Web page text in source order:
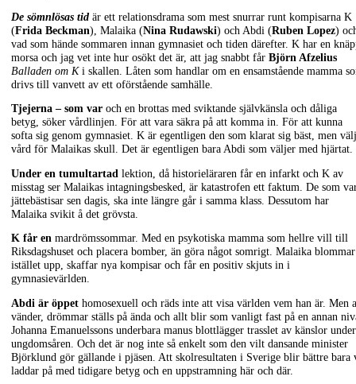
De sömnlösas tid är ett relationsdrama som mest snurrar runt kompisarna K
(Frida Beckman), Malaika (Nina Rudawski) och Abdi (Ruben Lopez)
vad som hände sommaren innan gymnasiet och tiden därefter. K har en
morsa och jag vet inte hur osökt det är, att jag snabbt får Björn Afzelius
Balladen om Ki skallen. Låten som handlar om en ensamstående mamma
drivs till vanvett av ett oförstående samhälle.
Tjejerna – som var och en brottas med sviktande självkänsla och dåliga
betyg, söker vårdlinjen. För att vara säkra på att komma in. För att kunna
softa sig genom gymnasiet. K är egentligen den som klarat sig bäst, men
vård för Malaikas skull. Det är egentligen bara Abdi som väljer med hjärtat.
Under en tumultartad lektion, då historieläraren får en infarkt och K av
misstag ser Malaikas intagningsbesked, är katastrofen ett faktum. De som
jättebästisar sen dagis, ska inte längre går i samma klass. Dessutom har
Malaika svikit å det grövsta.
K får en mardrömssommar. Med en psykotiska mamma som hellre vill till
Riksdagshuset och placera bomber, än göra något somrigt. Malaika blommar
istället upp, skaffar nya kompisar och får en positiv skjuts in i
gymnasievärlden.
Abdi är öppet homosexuell och räds inte att visa världen vem han är. Men
vänder, drömmar ställs på ända och allt blir som vanligt fast på en annan
Johanna Emanuelssons underbara manus blottlägger trasslet av känslor under
ungdomsåren. Och det är nog inte så enkelt som den vilt dansande minister
Björklund gör gällande i pjäsen. Att skolresultaten i Sverige blir bättre bara
laddar på med tidigare betyg och en uppstramning här och där.